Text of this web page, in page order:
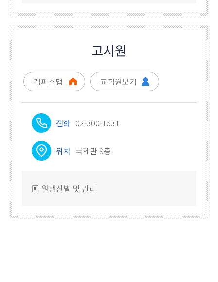
고시원
캠퍼스맵 교직원보기
전화 02-300-1531
위치 국제관 9층
▣ 원생선발 및 관리